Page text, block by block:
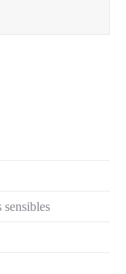
sensibles